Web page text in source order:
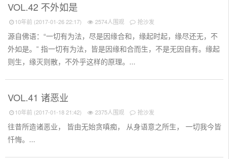
VOL.42 不外如是
10年前 (2017-01-26 22:17) 2574人围观 抢沙发
源自佛语：“一切有为法，尽是因缘合和，缘起时起，缘尽还无，不
外如是。” 指一切有为法，皆是因缘和合而生，不是无因自有。缘起
则生，缘灭则散，不外乎这样的原理。...
VOL.41 诸恶业
10年前 (2017-01-18 21:42) 2375人围观 抢沙发
往昔所造诸恶业， 皆由无始贪嗔痴， 从身语意之所生， 一切我今皆
忏悔。...